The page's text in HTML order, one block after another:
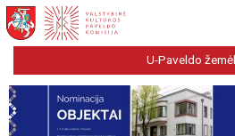
U-Paveldo